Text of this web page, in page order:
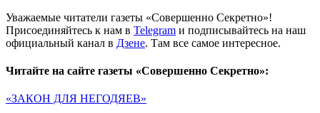
Уважаемые читатели газеты «Совершенно Секретно»!
Присоединяйтесь к нам в Telegram и подписывайтесь на наш
официальный канал в Дзене. Там все самое интересное.
Читайте на сайте газеты «Совершенно Секретно»:
«ЗАКОН ДЛЯ НЕГОДЯЕВ»